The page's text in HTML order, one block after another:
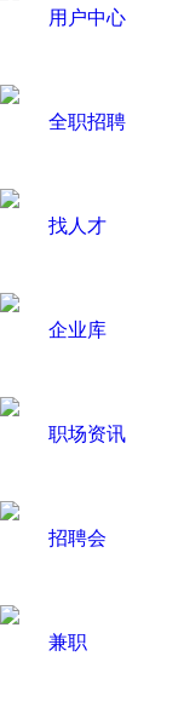
用户中心
全职招聘
找人才
企业库
职场资讯
招聘会
兼职